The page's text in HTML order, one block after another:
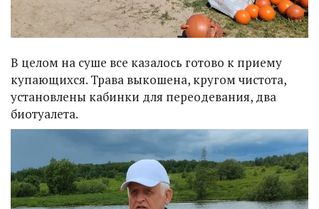
В целом на суше все казалось готово к приему
купающихся. Трава выкошена, кругом чистота,
установлены кабинки для переодевания, два
биотуалета.